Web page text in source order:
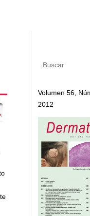
Volumen 56,
2012